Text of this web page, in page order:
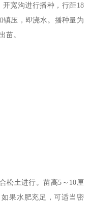
宽沟进行播种，行距18
镇压，即浇水。播种量为
苗。
松土进行。苗高5～10厘
果水肥充足，可适当密